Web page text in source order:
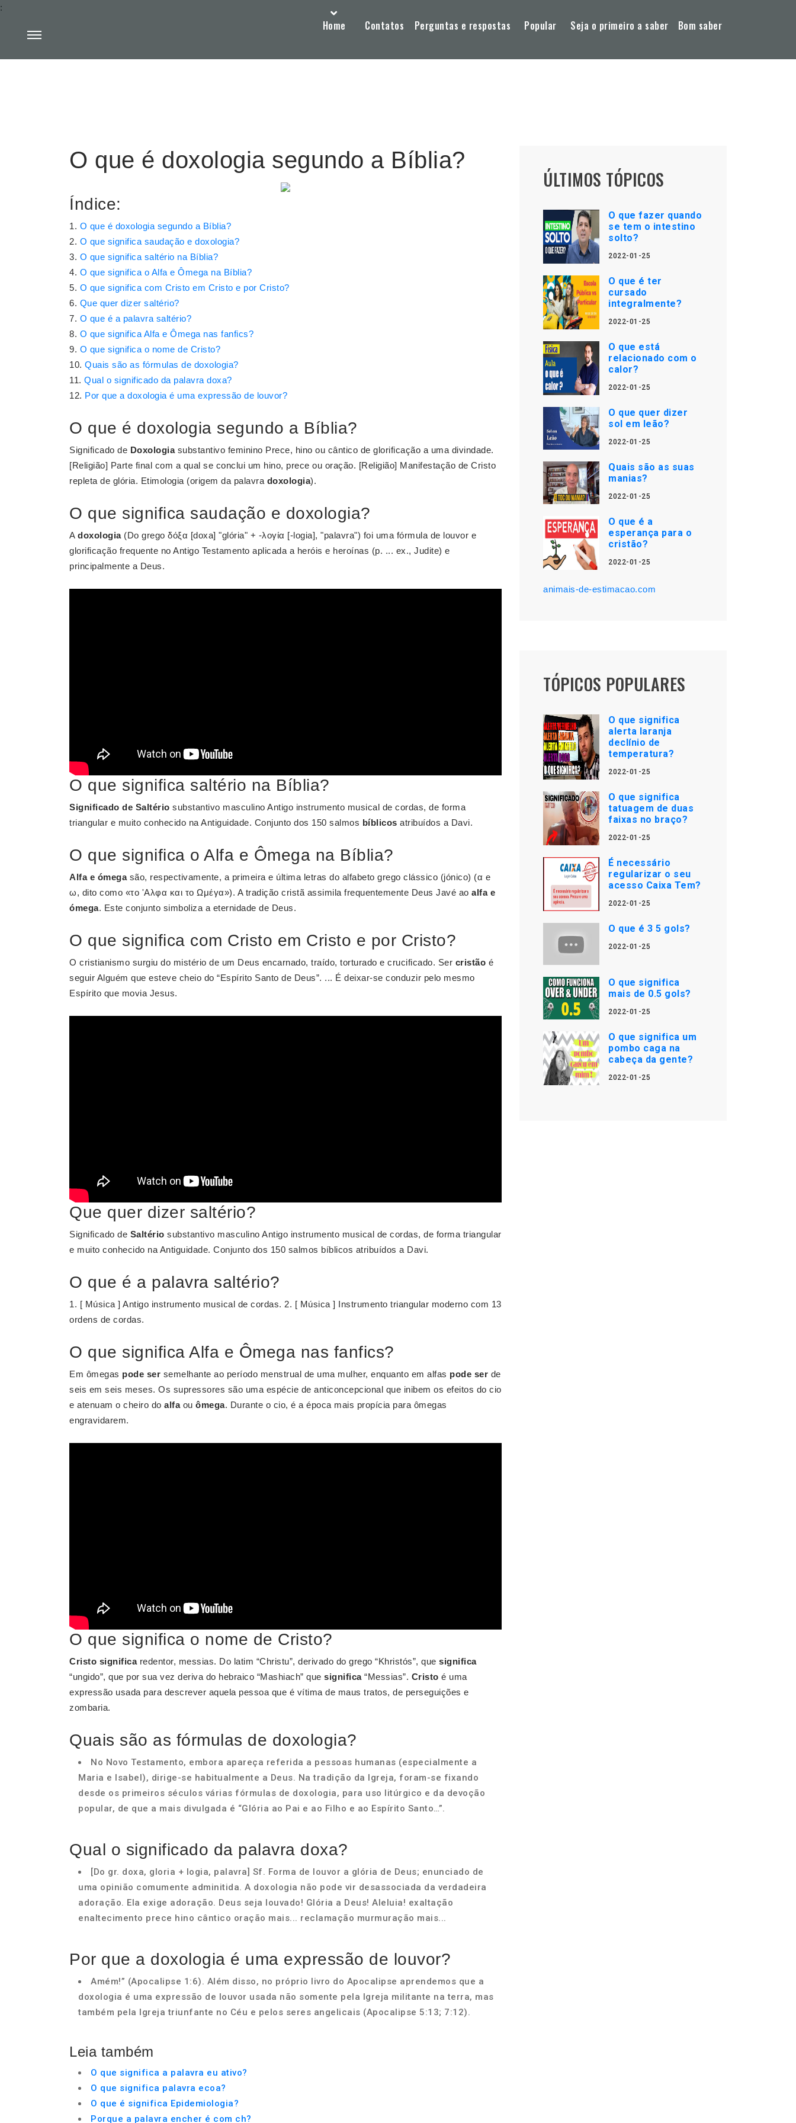
Home Contatos Perguntas e respostas Popular Seja o primeiro a saber Bom saber
:
O que é doxologia segundo a Bíblia?
Índice:
O que é doxologia segundo a Bíblia?
O que significa saudação e doxologia?
O que significa saltério na Bíblia?
O que significa o Alfa e Ômega na Bíblia?
O que significa com Cristo em Cristo e por Cristo?
Que quer dizer saltério?
O que é a palavra saltério?
O que significa Alfa e Ômega nas fanfics?
O que significa o nome de Cristo?
Quais são as fórmulas de doxologia?
Qual o significado da palavra doxa?
Por que a doxologia é uma expressão de louvor?
O que é doxologia segundo a Bíblia?
Significado de Doxologiasubstantivo feminino Prece, hino ou cântico de glorificação a uma divindade.
[Religião] Parte final com a qual se conclui um hino, prece ou oração. [Religião] Manifestação de Cristo
repleta de glória. Etimologia (origem da palavra doxologia).
O que significa saudação e doxologia?
A doxologia(Do grego δόξα [doxa] "glória" + -λογία [-logia], "palavra") foi uma fórmula de louvor e
glorificação frequente no Antigo Testamento aplicada a heróis e heroínas (p. ... ex., Judite) e
principalmente a Deus.
O que significa saltério na Bíblia?
Significado de Saltério substantivo masculino Antigo instrumento musical de cordas, de forma
triangular e muito conhecido na Antiguidade. Conjunto dos 150 salmos bíblicos atribuídos a Davi.
O que significa o Alfa e Ômega na Bíblia?
Alfa e ómegasão, respectivamente, a primeira e última letras do alfabeto grego clássico (jónico) (α e
ω, dito como «το 'Αλφα και το Ωμέγα»). A tradição cristã assimila frequentemente Deus Javé ao alfa e
ómega. Este conjunto simboliza a eternidade de Deus.
O que significa com Cristo em Cristo e por Cristo?
O cristianismo surgiu do mistério de um Deus encarnado, traído, torturado e crucificado. Ser cristão é
seguir Alguém que esteve cheio do “Espírito Santo de Deus”. ... É deixar-se conduzir pelo mesmo
Espírito que movia Jesus.
Que quer dizer saltério?
Significado de Saltério substantivo masculino Antigo instrumento musical de cordas, de forma triangular
e muito conhecido na Antiguidade. Conjunto dos 150 salmos bíblicos atribuídos a Davi.
O que é a palavra saltério?
1. [ Música ] Antigo instrumento musical de cordas. 2. [ Música ] Instrumento triangular moderno com 13
ordens de cordas.
O que significa Alfa e Ômega nas fanfics?
Em ômegas pode ser semelhante ao período menstrual de uma mulher, enquanto em alfas pode ser de
seis em seis meses. Os supressores são uma espécie de anticoncepcional que inibem os efeitos do cio
e atenuam o cheiro do alfaou ômega. Durante o cio, é a época mais propícia para ômegas
engravidarem.
O que significa o nome de Cristo?
Cristo significaredentor, messias. Do latim “Christu”, derivado do grego “Khristós”, que significa
“ungido”, que por sua vez deriva do hebraico “Mashiach” que significa“Messias”. Cristo é uma
expressão usada para descrever aquela pessoa que é vítima de maus tratos, de perseguições e
zombaria.
Quais são as fórmulas de doxologia?
No Novo Testamento, embora apareça referida a pessoas humanas (especialmente a
Maria e Isabel), dirige-se habitualmente a Deus. Na tradição da Igreja, foram-se fixando
desde os primeiros séculos várias fórmulas de doxologia, para uso litúrgico e da devoção
popular, de que a mais divulgada é “Glória ao Pai e ao Filho e ao Espírito Santo…”.
Qual o significado da palavra doxa?
[Do gr. doxa, gloria + logia, palavra] Sf. Forma de louvor a glória de Deus; enunciado de
uma opinião comumente adminitida. A doxologia não pode vir desassociada da verdadeira
adoração. Ela exige adoração. Deus seja louvado! Glória a Deus! Aleluia! exaltação
enaltecimento prece hino cântico oração mais... reclamação murmuração mais...
Por que a doxologia é uma expressão de louvor?
Amém!” (Apocalipse 1:6). Além disso, no próprio livro do Apocalipse aprendemos que a
doxologia é uma expressão de louvor usada não somente pela Igreja militante na terra, mas
também pela Igreja triunfante no Céu e pelos seres angelicais (Apocalipse 5:13; 7:12).
Leia também
O que significa a palavra eu ativo?
O que significa palavra ecoa?
O que é significa Epidemiologia?
Porque a palavra encher é com ch?
ÚLTIMOS TÓPICOS
O que fazer quando
se tem o intestino
solto?
2022-01-25
O que é ter
cursado
integralmente?
2022-01-25
O que está
relacionado com o
calor?
2022-01-25
O que quer dizer
sol em leão?
2022-01-25
Quais são as suas
manias?
2022-01-25
O que é a
esperança para o
cristão?
2022-01-25
animais-de-estimacao.com
TÓPICOS POPULARES
O que significa
alerta laranja
declínio de
temperatura?
2022-01-25
O que significa
tatuagem de duas
faixas no braço?
2022-01-25
É necessário
regularizar o seu
acesso Caixa Tem?
2022-01-25
O que é 3 5 gols?
2022-01-25
O que significa
mais de 0.5 gols?
2022-01-25
O que significa um
pombo caga na
cabeça da gente?
2022-01-25